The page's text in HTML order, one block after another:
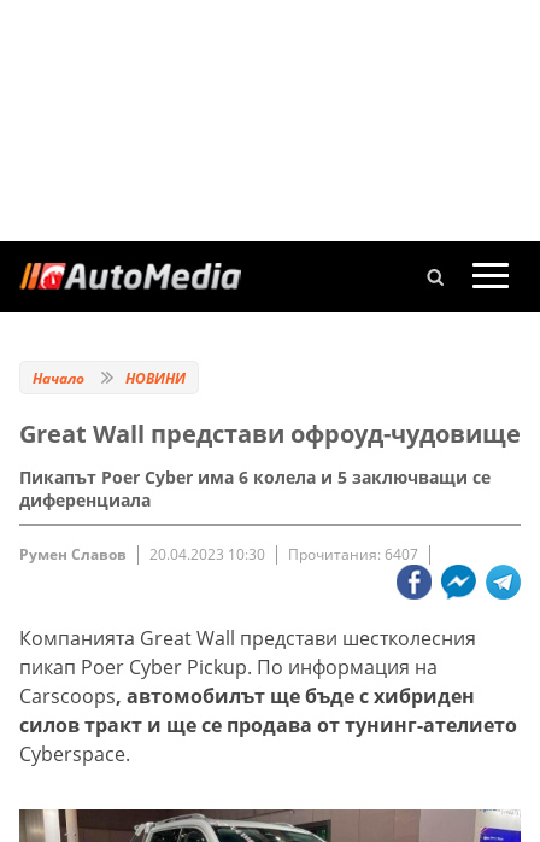
Начало НОВИНИ
Great Wall представи офроуд-чудовище
Пикапът Poer Cyber има 6 колела и 5 заключващи се
диференциала
Румен Славов 20.04.2023 10:30 Прочитания: 6407
Компанията Great Wall представи шестколесния
пикап Poer Cyber Pickup. По информация на
Carscoops, автомобилът ще бъде с хибриден
силов тракт и ще се продава от тунинг-ателието
Cyberspace.